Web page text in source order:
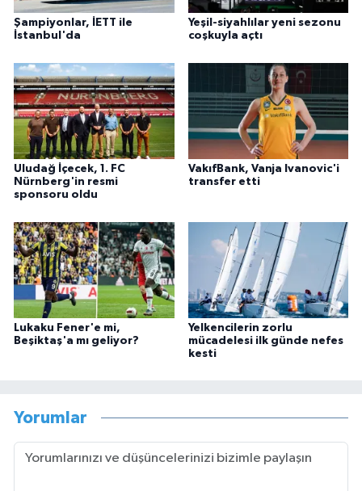
Şampiyonlar, İETT ile
İstanbul'da
Yeşil-siyahlılar yeni sezonu
coşkuyla açtı
Uludağ İçecek, 1. FC
Nürnberg'in resmi
sponsoru oldu
VakıfBank, Vanja Ivanovic'i
transfer etti
Lukaku Fener'e mi,
Beşiktaş'a mı geliyor?
Yelkencilerin zorlu
mücadelesi ilk günde nefes
kesti
Yorumlar